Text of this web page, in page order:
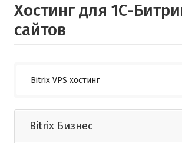
Хостинг для 1С-
сайтов
Bitrix Бизнес